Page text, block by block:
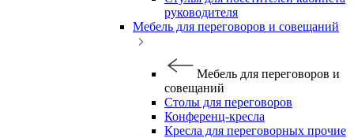
руководителя
Мебель для переговоров и совещаний
Мебель для переговоров и
совещаний
Столы для переговоров
Конференц-кресла
Кресла для переговорных прочие